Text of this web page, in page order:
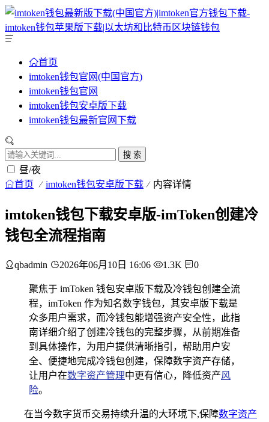
首页
imtoken钱包官网(中国官方)
imtoken钱包官网
imtoken钱包安卓版下载
imtoken钱包最新官网下载
搜 索
昼/夜
首页 imtoken钱包安卓版下载 内容详情
imtoken钱包下载安卓版-imToken创建冷
钱包全流程指南
qbadmin 2026年06月10日 16:06 1.3K 0
聚焦于 imToken 钱包安卓版下载及冷钱包创建全流
程，imToken 作为知名数字钱包，其安卓版下载是
众多用户需求，而冷钱包能增强资产安全性，此指
南详细介绍了创建冷钱包的完整步骤，从前期准备
到具体操作，为用户提供清晰指引，帮助用户安
全、便捷地完成冷钱包创建，保障数字资产存储，
让用户在数字资产管理中更有信心，降低资产风
险。
在当今数字货币交易持续升温的大环境下,保障数字资产